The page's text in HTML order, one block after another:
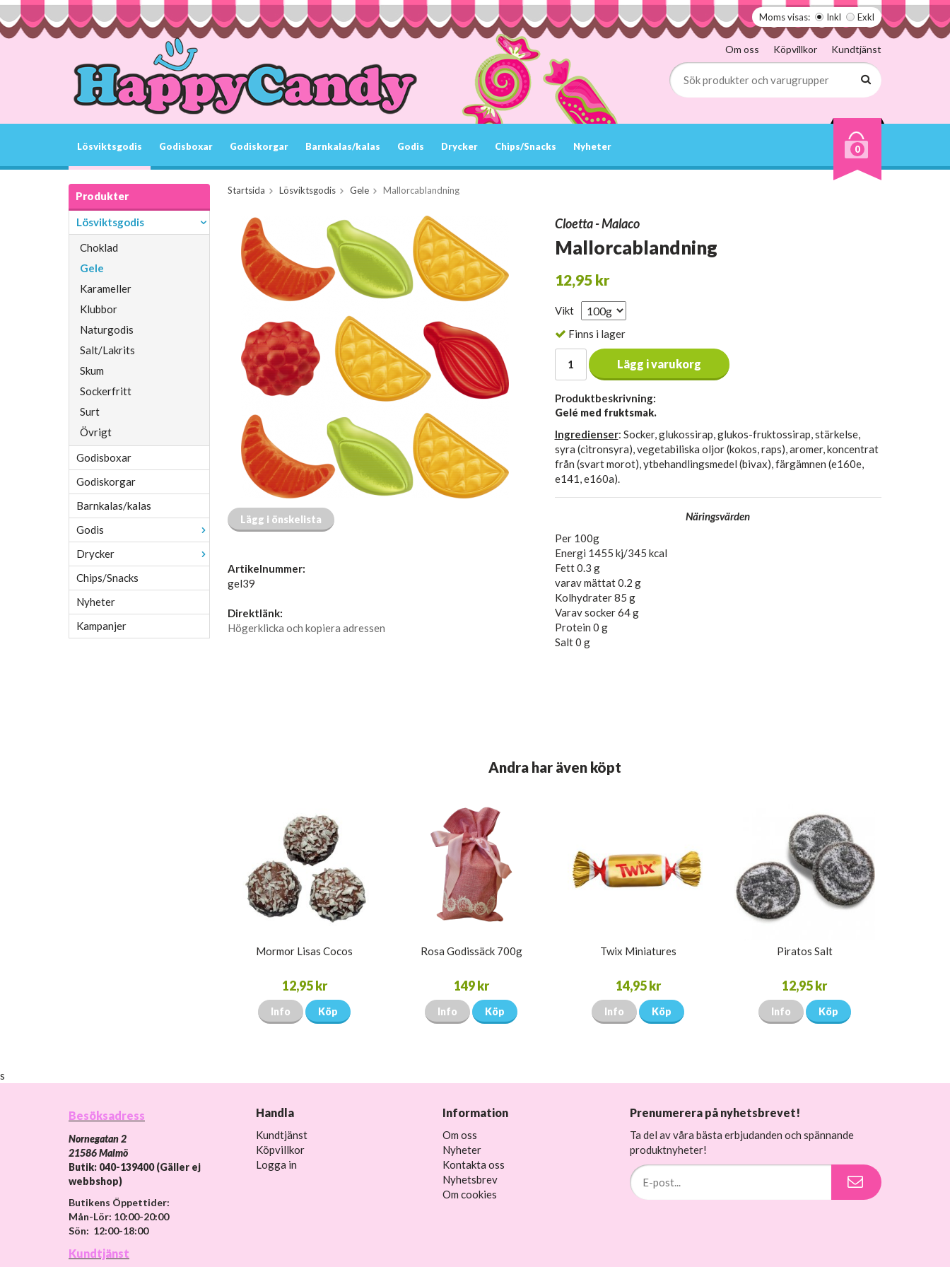
Moms visas: Inkl Exkl
Om oss Köpvillkor Kundtjänst
Lösviktsgodis Godisboxar Godiskorgar Barnkalas/kalas Godis Drycker Chips/Snacks Nyheter 0
Produkter
Lösviktsgodis
Choklad
Gele
Karameller
Klubbor
Naturgodis
Salt/Lakrits
Skum
Sockerfritt
Surt
Övrigt
Godisboxar
Godiskorgar
Barnkalas/kalas
Godis
Drycker
Chips/Snacks
Nyheter
Kampanjer
Startsida Lösviktsgodis Gele Mallorcablandning
Cloetta - Malaco
Mallorcablandning
12,95 kr
Vikt
Finns i lager
Lägg i varukorg
Produktbeskrivning:
Gelé med fruktsmak.
Ingredienser: Socker, glukossirap, glukos-fruktossirap, stärkelse,
syra (citronsyra), vegetabiliska oljor (kokos, raps), aromer, koncentrat
från (svart morot), ytbehandlingsmedel (bivax), färgämnen (e160e,
e141, e160a).
Näringsvärden
Per 100g
Energi 1455 kj/345 kcal
Fett 0.3 g
varav mättat 0.2 g
Kolhydrater 85 g
Varav socker 64 g
Protein 0 g
Salt 0 g
Lägg i önskelista
Artikelnummer:
gel39
Direktlänk:
Högerklicka och kopiera adressen
Andra har även köpt
Mormor Lisas Cocos
12,95 kr
Info Köp
Rosa Godissäck 700g
149 kr
Info Köp
Twix Miniatures
14,95 kr
Info Köp
Piratos Salt
12,95 kr
Info Köp
s
Besöksadress
Nornegatan 2
21586 Malmö
Butik: 040-139400 (Gäller ej
webbshop)
Butikens Öppettider:
Mån-Lör: 10:00-20:00
Sön: 12:00-18:00
Kundtjänst
Handla
Kundtjänst
Köpvillkor
Logga in
Information
Om oss
Nyheter
Kontakta oss
Nyhetsbrev
Om cookies
Prenumerera på nyhetsbrevet!
Ta del av våra bästa erbjudanden och spännande
produktnyheter!